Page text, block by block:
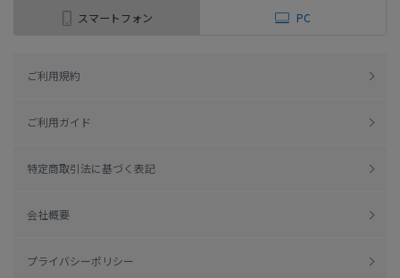
スマートフォン PC
ご利用規約
ご利用ガイド
特定商取引法に基づく表記
会社概要
プライバシーポリシー